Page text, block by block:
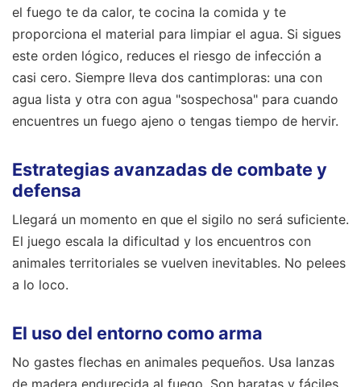
el fuego te da calor, te cocina la comida y te
proporciona el material para limpiar el agua. Si sigues
este orden lógico, reduces el riesgo de infección a
casi cero. Siempre lleva dos cantimploras: una con
agua lista y otra con agua "sospechosa" para cuando
encuentres un fuego ajeno o tengas tiempo de hervir.
Estrategias avanzadas de combate y
defensa
Llegará un momento en que el sigilo no será suficiente.
El juego escala la dificultad y los encuentros con
animales territoriales se vuelven inevitables. No pelees
a lo loco.
El uso del entorno como arma
No gastes flechas en animales pequeños. Usa lanzas